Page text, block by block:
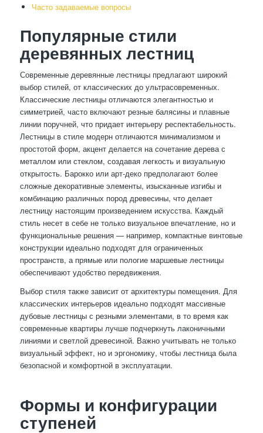
Часто задаваемые вопросы
Популярные стили
деревянных лестниц
Современные деревянные лестницы предлагают широкий
выбор стилей, от классических до ультрасовременных.
Классические лестницы отличаются элегантностью и
симметрией, часто включают резные балясины и плавные
линии поручней, что придает интерьеру респектабельность.
Лестницы в стиле модерн отличаются минимализмом и
простотой форм, акцент делается на сочетание дерева с
металлом или стеклом, создавая легкость и визуальную
открытость. Барокко или арт-деко предполагают более
сложные декоративные элементы, изысканные изгибы и
комбинацию различных пород древесины, что делает
лестницу настоящим произведением искусства. Каждый
стиль несет в себе не только визуальное впечатление, но и
функциональные решения — например, компактные винтовые
конструкции идеально подходят для ограниченных
пространств, а прямые или пологие маршевые лестницы
обеспечивают удобство передвижения.
Выбор стиля также зависит от архитектуры помещения. Для
классических интерьеров идеально подходят массивные
дубовые лестницы с резными элементами, в то время как
современные квартиры лучше подчеркнуть лаконичными
линиями и светлой древесиной. Важно учитывать не только
визуальный эффект, но и эргономику, чтобы лестница была
безопасной и комфортной в эксплуатации.
Формы и конфигурации
ступеней